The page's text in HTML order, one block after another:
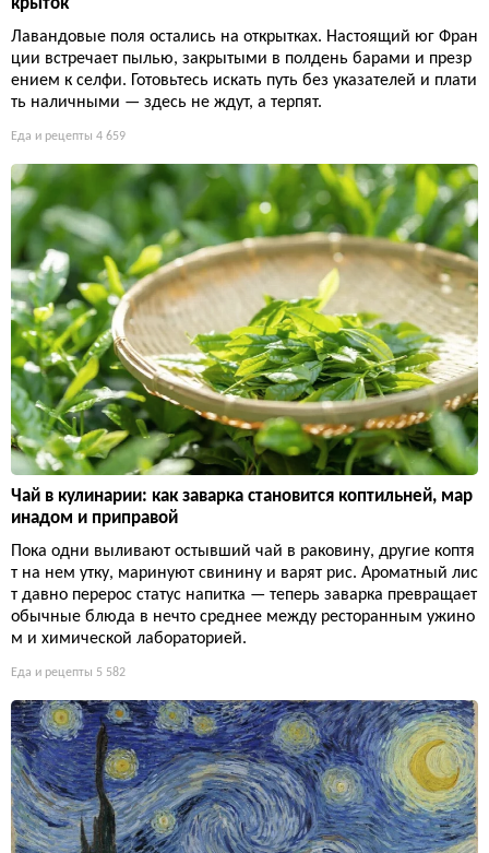
Лавандовые поля остались на открытках. Настоящий юг Фран
ции встречает пылью, закрытыми в полдень барами и презр
ением к селфи. Готовьтесь искать путь без указателей и плати
ть наличными — здесь не ждут, а терпят.
Еда и рецепты 4 659
Чай в кулинарии: как заварка становится коптильней, мар
инадом и приправой
Пока одни выливают остывший чай в раковину, другие коптя
т на нем утку, маринуют свинину и варят рис. Ароматный лис
т давно перерос статус напитка — теперь заварка превращает
обычные блюда в нечто среднее между ресторанным ужино
м и химической лабораторией.
Еда и рецепты 5 582